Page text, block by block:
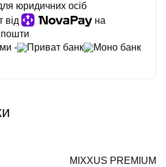
юридичних осіб
від
на
пошти
-
Приват банк
Моно банк
MIXXUS PREMIUM